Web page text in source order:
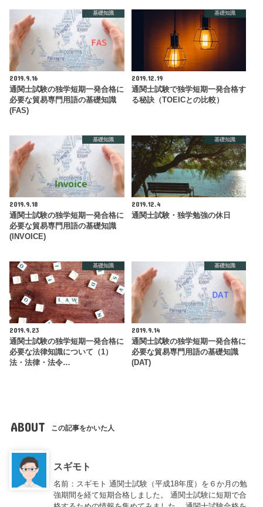
基礎知識
2019.9.16
通関士試験の独学短期一発合格に
必要な貿易専門用語の基礎知識
(FAS)
基礎知識
2019.12.19
通関士試験で独学短期一発合格す
る秘訣（TOEICとの比較）
基礎知識
2019.9.18
通関士試験の独学短期一発合格に
必要な貿易専門用語の基礎知識
(INVOICE)
基礎知識
2019.12.4
通関士試験・独学勉強の休日
基礎知識
2019.9.23
通関士試験の独学短期一発合格に
必要な法律知識について（1）
法・法律・法令…
基礎知識
2019.9.14
通関士試験の独学短期一発合格に
必要な貿易専門用語の基礎知識
(DAT)
ABOUT この記事をかいた人
スギモト
名前：スギモト 通関士試験（平成18年度）を６か月の勉
強期間を経て短期合格しました。 通関士試験に短期で合